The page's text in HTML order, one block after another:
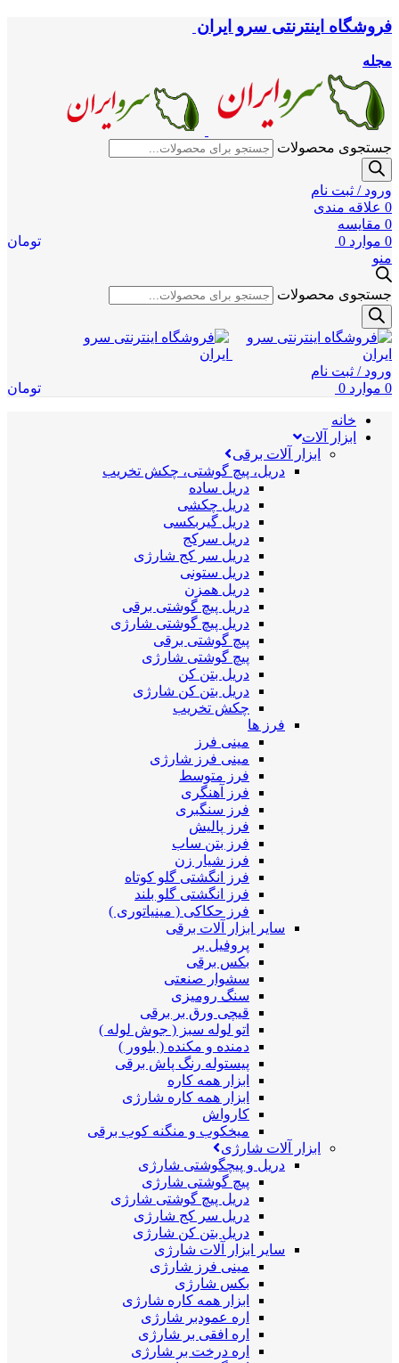
فروشگاه اینترنتی سرو ایران
مجله
جستجوی محصولات
ورود / ثبت نام
0 علاقه مندی
0 مقایسه
0 موارد 0
تومان
منو
جستجوی محصولات
ورود / ثبت نام
0 موارد 0 تومان
خانه
ابزار آلات
ابزار آلات برقی
دریل، پیچ گوشتی، چکش تخریب
دریل ساده
دریل چکشی
دریل گیربکسی
دریل سرکج
دریل سر کج شارژی
دریل ستونی
دریل همزن
دریل پیچ گوشتی برقی
دریل پیچ گوشتی شارژی
پیچ گوشتی برقی
پیچ گوشتی شارژی
دریل بتن کن
دریل بتن کن شارژی
چکش تخریب
فرز ها
مینی فرز
مینی فرز شارژی
فرز متوسط
فرز آهنگری
فرز سنگبری
فرز پالیش
فرز بتن ساب
فرز شیار زن
فرز انگشتی گلو کوتاه
فرز انگشتی گلو بلند
فرز حکاکی ( مینیاتوری )
سایر ابزار آلات برقی
پروفیل بر
بکس برقی
سشوار صنعتی
سنگ رومیزی
قیچی ورق بر برقی
اتو لوله سبز ( جوش لوله )
دمنده و مکنده ( بلوور )
پیستوله رنگ پاش برقی
ابزار همه کاره
ابزار همه کاره شارژی
کارواش
میخکوب و منگنه کوب برقی
ابزار آلات شارژی
دریل و پیچگوشتی شارژی
پیچ گوشتی شارژی
دریل پیچ گوشتی شارژی
دریل سر کج شارژی
دریل بتن کن شارژی
سایر ابزار آلات شارژی
مینی فرز شارژی
بکس شارژی
ابزار همه کاره شارژی
اره عمودبر شارژی
اره افقی بر شارژی
اره درخت بر شارژی